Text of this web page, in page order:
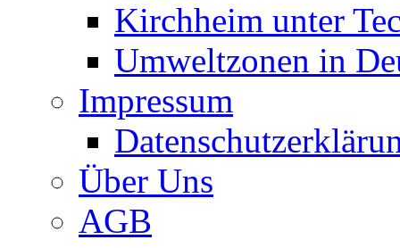
Kirchheim unter
Umweltzonen in
Impressum
Über Uns
AGB